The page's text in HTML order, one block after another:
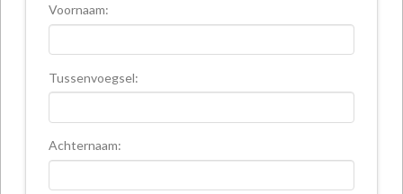
Voornaam:
Tussenvoegsel:
Achternaam: